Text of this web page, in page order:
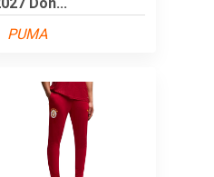
PUMA